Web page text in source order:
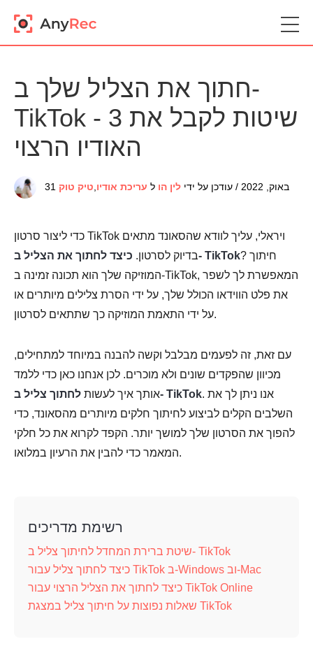
חתוך את הצליל שלך ב-
TikTok - 3 שיטות לקבל את
האודיו הרצוי
31 באוק, 2022 / עודכן על ידי לין הו ל עריכת אודיו,טיק טוק
כדי ליצור סרטון TikTok ויראלי, עליך לוודא שהסאונד מתאים
בדיוק לסרטון.כיצד לחתוך את הצליל ב- TikTok? חיתוך
המוזיקה שלך הוא תכונה זמינה ב-TikTok, המאפשרת לך לשפר
את פלט הווידאו הכולל שלך, על ידי הסרת צלילים מיותרים או
על ידי התאמת המוזיקה כך שתתאים לסרטון.
עם זאת, זה לפעמים מבלבל וקשה להבנה במיוחד למתחילים,
מכיוון שהפקדים שונים ולא מוכרים. לכן אנחנו כאן כדי ללמד
אותך איך לעשותלחתוך צליל ב- TikTok. אנו ניתן לך את
השלבים הקלים לביצוע לחיתוך חלקים מיותרים מהסאונד, כדי
להפוך את הסרטון שלך למושך יותר. הקפד לקרוא את כל חלקי
המאמר כדי להבין את הרעיון במלואו.
רשימת מדריכים
שיטת ברירת המחדל לחיתוך צליל ב- TikTok
כיצד לחתוך צליל עבור TikTok ב-Windows וב-Mac
כיצד לחתוך את הצליל הרצוי עבור TikTok Online
שאלות נפוצות על חיתוך צליל במצגת TikTok